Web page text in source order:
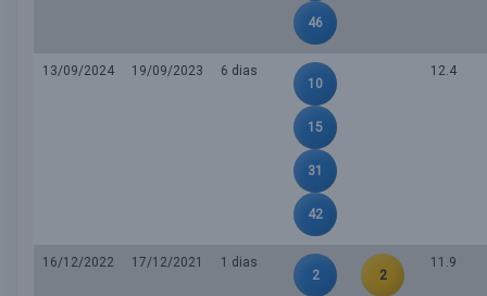
46
13/09/2024 19/09/2023
6 dias
10
15
31
42
12.4
16/12/2022 17/12/2021
1 dias
2
2
11.9